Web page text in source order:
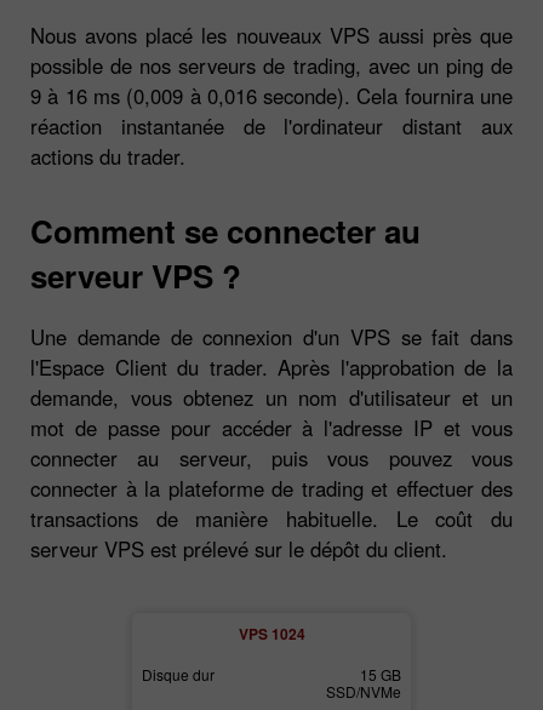
Nous avons placé les nouveaux VPS aussi près que
possible de nos serveurs de trading, avec un ping de
9 à 16 ms (0,009 à 0,016 seconde). Cela fournira une
réaction instantanée de l'ordinateur distant aux
actions du trader.
Comment se connecter au
serveur VPS ?
Une demande de connexion d'un VPS se fait dans
l'Espace Client du trader. Après l'approbation de la
demande, vous obtenez un nom d'utilisateur et un
mot de passe pour accéder à l'adresse IP et vous
connecter au serveur, puis vous pouvez vous
connecter à la plateforme de trading et effectuer des
transactions de manière habituelle. Le coût du
serveur VPS est prélevé sur le dépôt du client.
VPS 1024
Disque dur
15 GB
SSD/NVMe